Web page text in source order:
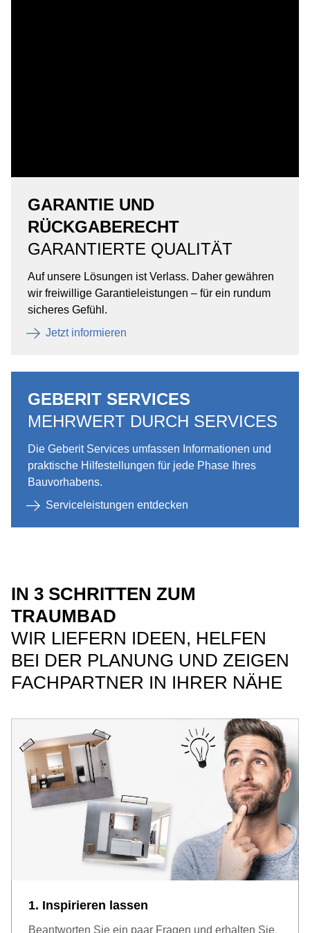
GARANTIE UND
RÜCKGABERECHT
GARANTIERTE QUALITÄT
Auf unsere Lösungen ist Verlass. Daher gewähren
wir freiwillige Garantieleistungen – für ein rundum
sicheres Gefühl.
Jetzt informieren
GEBERIT SERVICES
MEHRWERT DURCH SERVICES
Die Geberit Services umfassen Informationen und
praktische Hilfestellungen für jede Phase Ihres
Bauvorhabens.
Serviceleistungen entdecken
IN 3 SCHRITTEN ZUM
TRAUMBAD
WIR LIEFERN IDEEN, HELFEN
BEI DER PLANUNG UND ZEIGEN
FACHPARTNER IN IHRER NÄHE
1. Inspirieren lassen
Beantworten Sie ein paar Fragen und erhalten Sie